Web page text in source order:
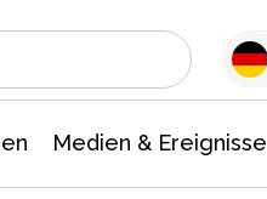
Medien & Ereignisse